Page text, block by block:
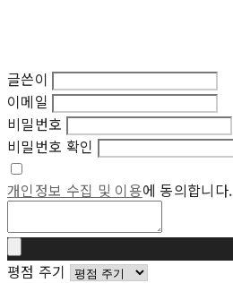
글쓴이
이메일
비밀번호
비밀번호 확인
개인정보 수집 및 이용에 동의합니다.
평점 주기